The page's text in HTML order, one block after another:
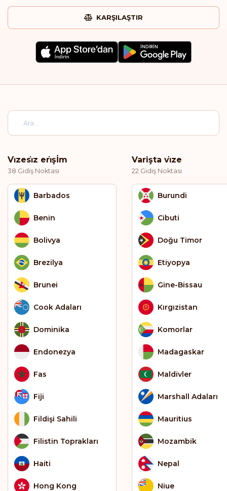
KARŞILAŞTIR
Vi̇zesi̇z eri̇şİm
38 Gidiş Noktası
Barbados
Benin
Bolivya
Brezilya
Brunei
Cook Adaları
Dominika
Endonezya
Fas
Fiji
Fildişi Sahili
Filistin Toprakları
Haiti
Hong Kong
Varişta vi̇ze
22 Gidiş Noktası
Burundi
Cibuti
Doğu Timor
Etiyopya
Gine-Bissau
Kırgızistan
Komorlar
Madagaskar
Maldivler
Marshall Adaları
Mauritius
Mozambik
Nepal
Niue